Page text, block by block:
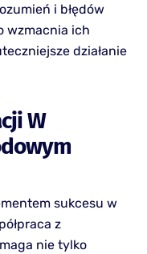
i błędów
wzmacnia ich
działanie
W
sukcesu w
z
nie tylko